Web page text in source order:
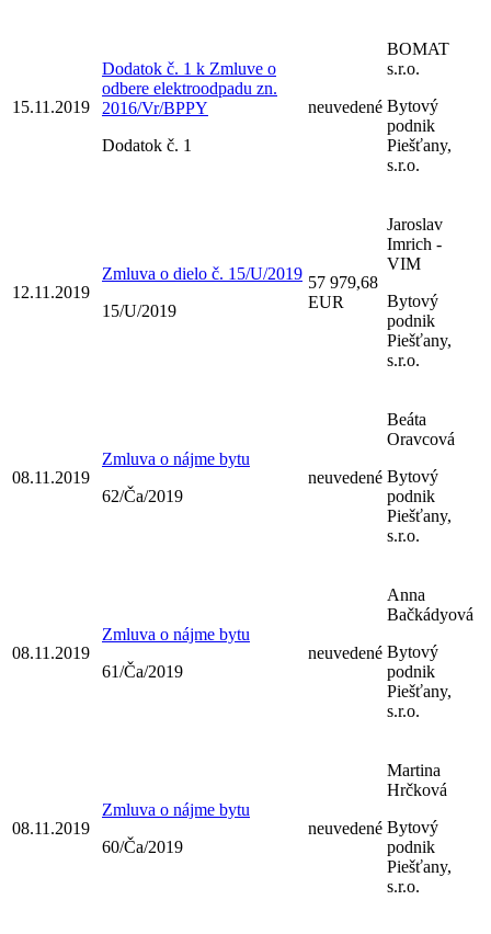
15.11.2019
Dodatok č. 1 k Zmluve o
odbere elektroodpadu zn.
2016/Vr/BPPY
Dodatok č. 1
neuvedené
BOMAT
s.r.o.
Bytový
podnik
Piešťany,
s.r.o.
12.11.2019
Zmluva o dielo č. 15/U/2019
15/U/2019
57 979,68
EUR
Jaroslav
Imrich -
VIM
Bytový
podnik
Piešťany,
s.r.o.
08.11.2019
Zmluva o nájme bytu
62/Ča/2019
neuvedené
Beáta
Oravcová
Bytový
podnik
Piešťany,
s.r.o.
08.11.2019
Zmluva o nájme bytu
61/Ča/2019
neuvedené
Anna
Bačkádyová
Bytový
podnik
Piešťany,
s.r.o.
08.11.2019
Zmluva o nájme bytu
60/Ča/2019
neuvedené
Martina
Hrčková
Bytový
podnik
Piešťany,
s.r.o.